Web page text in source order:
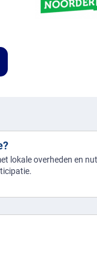
lokale overheden en